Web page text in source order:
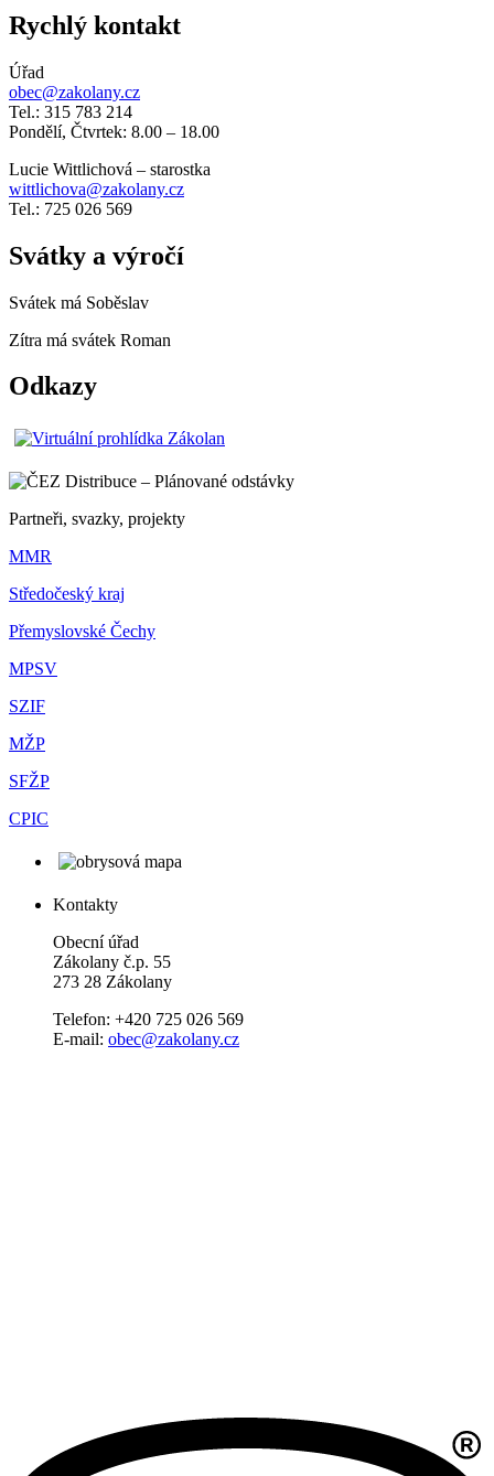
Rychlý kontakt
Úřad
obec@zakolany.cz
Tel.: 315 783 214
Pondělí, Čtvrtek: 8.00 – 18.00
Lucie Wittlichová – starostka
wittlichova@zakolany.cz
Tel.: 725 026 569
Svátky a výročí
Svátek má Soběslav
Zítra má svátek Roman
Odkazy
Partneři, svazky, projekty
MMR
Středočeský kraj
Přemyslovské Čechy
MPSV
SZIF
MŽP
SFŽP
CPIC
Kontakty
Obecní úřad
Zákolany č.p. 55
273 28 Zákolany
Telefon: +420 725 026 569
E-mail: obec@zakolany.cz